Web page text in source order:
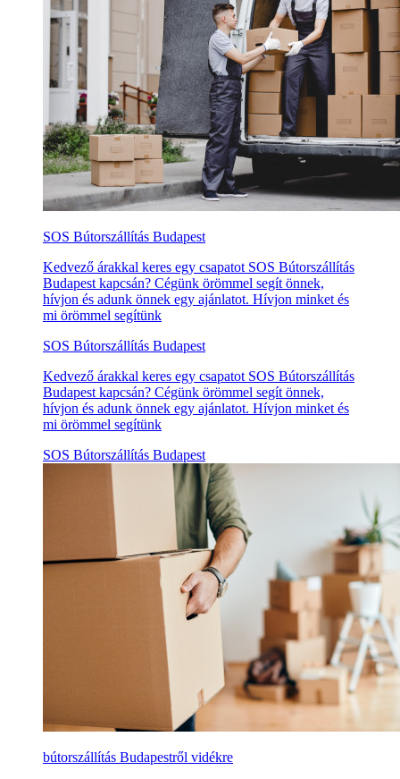
SOS Bútorszállítás Budapest
Kedvező árakkal keres egy csapatot SOS Bútorszállítás
Budapest kapcsán? Cégünk örömmel segít önnek,
hívjon és adunk önnek egy ajánlatot. Hívjon minket és
mi örömmel segítünk
SOS Bútorszállítás Budapest
Kedvező árakkal keres egy csapatot SOS Bútorszállítás
Budapest kapcsán? Cégünk örömmel segít önnek,
hívjon és adunk önnek egy ajánlatot. Hívjon minket és
mi örömmel segítünk
SOS Bútorszállítás Budapest
bútorszállítás Budapestről vidékre